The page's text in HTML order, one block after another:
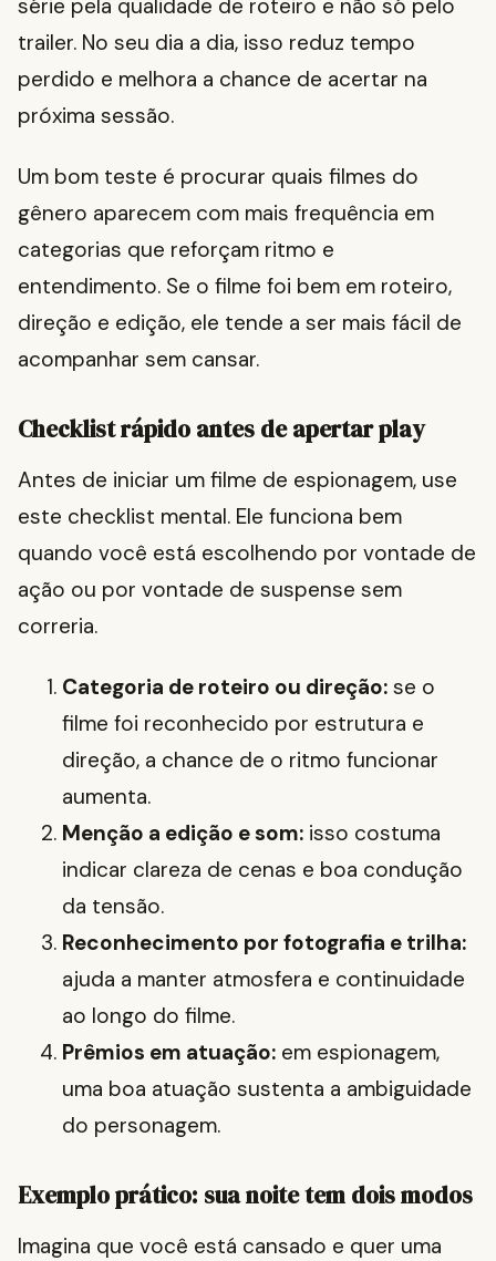
série pela qualidade de roteiro e não só pelo
trailer. No seu dia a dia, isso reduz tempo
perdido e melhora a chance de acertar na
próxima sessão.
Um bom teste é procurar quais filmes do
gênero aparecem com mais frequência em
categorias que reforçam ritmo e
entendimento. Se o filme foi bem em roteiro,
direção e edição, ele tende a ser mais fácil de
acompanhar sem cansar.
Checklist rápido antes de apertar play
Antes de iniciar um filme de espionagem, use
este checklist mental. Ele funciona bem
quando você está escolhendo por vontade de
ação ou por vontade de suspense sem
correria.
Categoria de roteiro ou direção: se o
filme foi reconhecido por estrutura e
direção, a chance de o ritmo funcionar
aumenta.
Menção a edição e som: isso costuma
indicar clareza de cenas e boa condução
da tensão.
Reconhecimento por fotografia e trilha:
ajuda a manter atmosfera e continuidade
ao longo do filme.
Prêmios em atuação: em espionagem,
uma boa atuação sustenta a ambiguidade
do personagem.
Exemplo prático: sua noite tem dois modos
Imagina que você está cansado e quer uma